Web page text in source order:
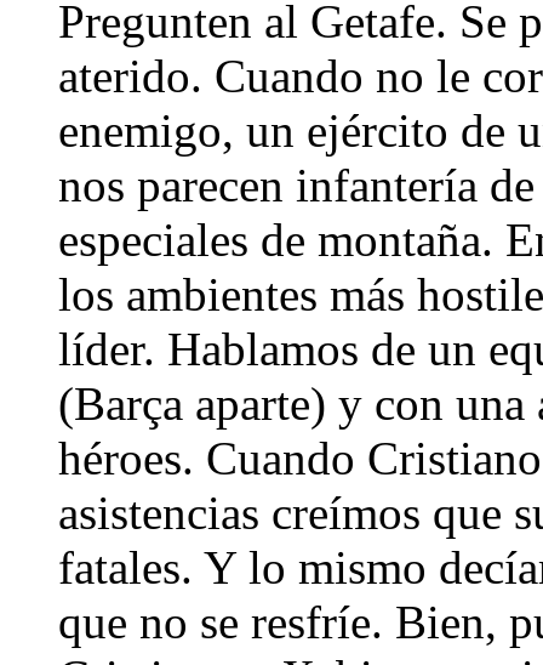
Pregunten al Getafe. Se
aterido. Cuando no le
enemigo, un ejército de
nos parecen infantería
especiales de montaña.
los ambientes más
líder. Hablamos de un
(Barça aparte) y con una
héroes. Cuando
asistencias creímos que
fatales. Y lo mismo
que no se resfríe. Bien,